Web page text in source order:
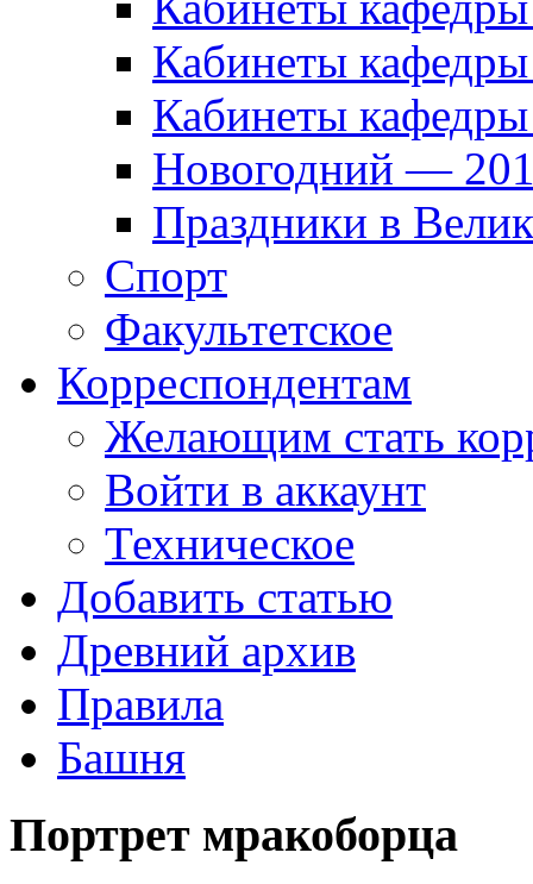
Кабинеты кафедры
Кабинеты
Новогодний —
Праздники в
Спорт
Факультетское
Корреспондентам
Желающим стать
Войти в аккаунт
Техническое
Добавить статью
Древний архив
Правила
Башня
Портрет мракоборца